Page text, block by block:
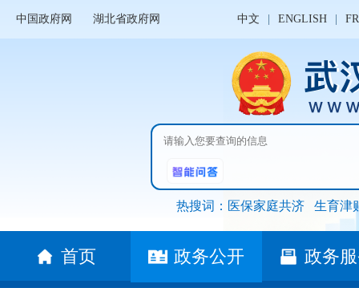
中国政府网 湖北省政府网 中文 ENGLISH
热搜词： 医保家庭共济 生育津
首页 政务公开 政务